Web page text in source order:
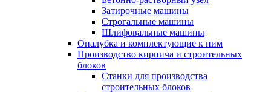
Затирочные машины
Строгальные машины
Шлифовальные машины
Опалубка и комплектующие к ним
Производство кирпича и строительных
блоков
Cтанки для производства
строительных блоков